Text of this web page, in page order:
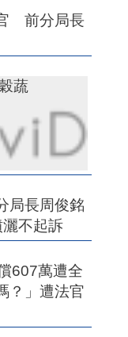
前分局長
蔬
局長周俊銘
不起訴
607萬遭全
？」遭法官